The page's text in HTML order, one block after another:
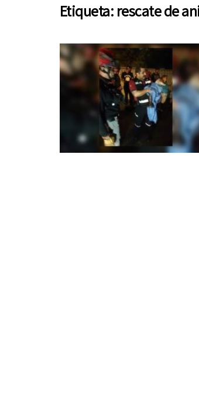
Etiqueta: rescate de